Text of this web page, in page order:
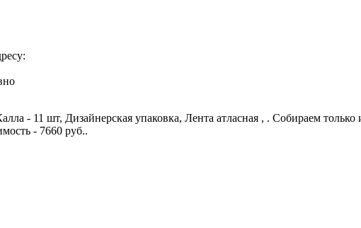
- 11 шт, Дизайнерская упаковка, Лента атласная , . Собираем
- 7660 руб..